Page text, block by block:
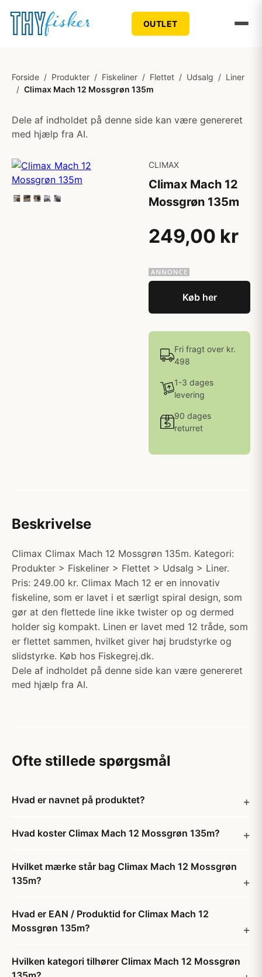
OUTLET
Forside / Produkter / Fiskeliner / Flettet / Udsalg / Liner
/ Climax Mach 12 Mossgrøn 135m
Dele af indholdet på denne side kan være genereret
med hjælp fra AI.
CLIMAX
Climax Mach 12
Mossgrøn 135m
249,00 kr
Køb her
Fri fragt over kr.
498
1-3 dages
levering
90 dages
returret
Beskrivelse
Climax Climax Mach 12 Mossgrøn 135m. Kategori:
Produkter > Fiskeliner > Flettet > Udsalg > Liner.
Pris: 249.00 kr. Climax Mach 12 er en innovativ
fiskeline, som er lavet i et særligt spiral design, som
gør at den flettede line ikke twister op og dermed
holder sig kompakt. Linen er lavet med 12 tråde, som
er flettet sammen, hvilket giver høj brudstyrke og
slidstyrke. Køb hos Fiskegrej.dk.
Dele af indholdet på denne side kan være genereret
med hjælp fra AI.
Ofte stillede spørgsmål
Hvad er navnet på produktet?
Hvad koster Climax Mach 12 Mossgrøn 135m?
Hvilket mærke står bag Climax Mach 12 Mossgrøn
135m?
Hvad er EAN / Produktid for Climax Mach 12
Mossgrøn 135m?
Hvilken kategori tilhører Climax Mach 12 Mossgrøn